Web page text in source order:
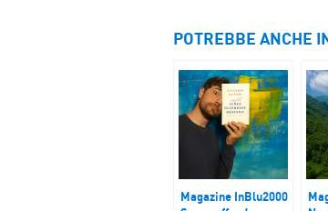
POTREBBE ANCHE
Magazine InBlu2000